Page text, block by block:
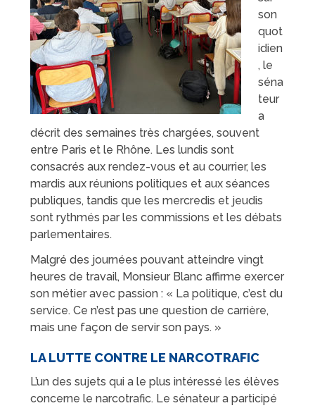
son
quot
idien
, le
séna
teur
a
décrit des semaines très chargées, souvent
entre Paris et le Rhône. Les lundis sont
consacrés aux rendez-vous et au courrier, les
mardis aux réunions politiques et aux séances
publiques, tandis que les mercredis et jeudis
sont rythmés par les commissions et les débats
parlementaires.
Malgré des journées pouvant atteindre vingt
heures de travail, Monsieur Blanc affirme exercer
son métier avec passion : « La politique, c’est du
service. Ce n’est pas une question de carrière,
mais une façon de servir son pays. »
LA LUTTE CONTRE LE NARCOTRAFIC
L’un des sujets qui a le plus intéressé les élèves
concerne le narcotrafic. Le sénateur a participé